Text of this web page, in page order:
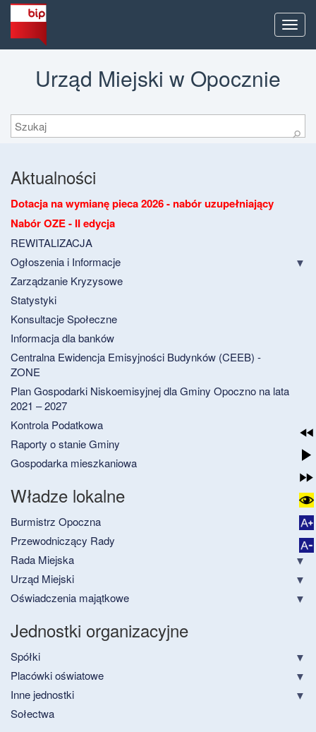
Menu
Urząd Miejski w Opocznie
Szukaj
⚲
Aktualności
Dotacja na wymianę pieca 2026 - nabór uzupełniający
Nabór OZE - II edycja
REWITALIZACJA
Ogłoszenia i Informacje
Zarządzanie Kryzysowe
Statystyki
Konsultacje Społeczne
Informacja dla banków
Centralna Ewidencja Emisyjności Budynków (CEEB) -
ZONE
Plan Gospodarki Niskoemisyjnej dla Gminy Opoczno na lata
2021 – 2027
Kontrola Podatkowa
Raporty o stanie Gminy
Gospodarka mieszkaniowa
Władze lokalne
Burmistrz Opoczna
Przewodniczący Rady
Rada Miejska
Urząd Miejski
Oświadczenia majątkowe
Jednostki organizacyjne
Spółki
Placówki oświatowe
Inne jednostki
Sołectwa